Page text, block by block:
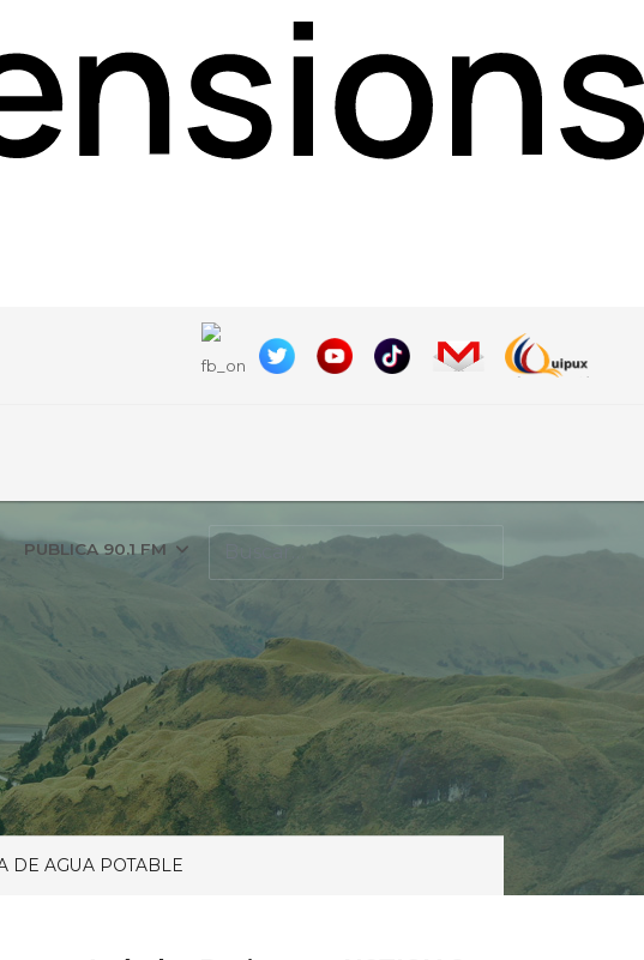
PUBLICA 90.1 FM Buscar
DE AGUA POTABLE